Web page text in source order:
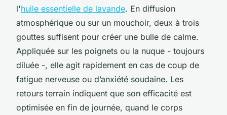
l'huile essentielle de lavande. En diffusion
atmosphérique ou sur un mouchoir, deux à trois
gouttes suffisent pour créer une bulle de calme.
Appliquée sur les poignets ou la nuque - toujours
diluée -, elle agit rapidement en cas de coup de
fatigue nerveuse ou d’anxiété soudaine. Les
retours terrain indiquent que son efficacité est
optimisée en fin de journée, quand le corps